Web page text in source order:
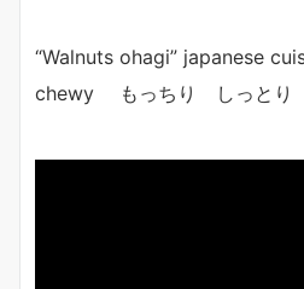
“Walnuts ohagi” japanese
chewy もっちり しっとり